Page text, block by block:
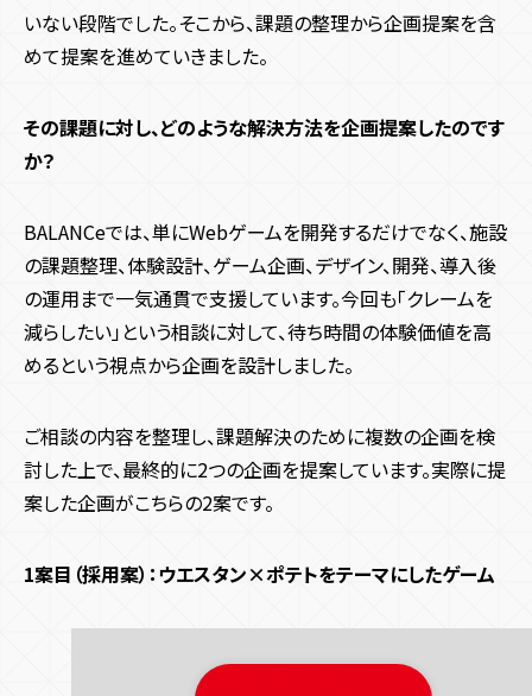
いない段階でした。そこから、課題の整理から企画提案を含
めて提案を進めていきました。
その課題に対し、どのような解決方法を企画提案したのです
か？
BALANCeでは、単にWebゲームを開発するだけでなく、施設
の課題整理、体験設計、ゲーム企画、デザイン、開発、導入後
の運用まで一気通貫で支援しています。今回も「クレームを
減らしたい」という相談に対して、待ち時間の体験価値を高
めるという視点から企画を設計しました。
ご相談の内容を整理し、課題解決のために複数の企画を検
討した上で、最終的に2つの企画を提案しています。実際に提
案した企画がこちらの2案です。
1案目（採用案）：ウエスタン×ポテトをテーマにしたゲーム